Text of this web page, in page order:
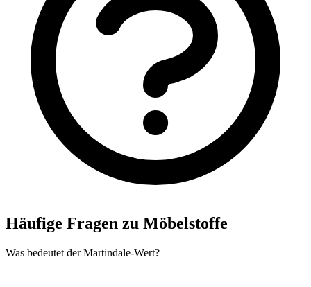
Häufige Fragen zu Möbelstoffe
Was bedeutet der Martindale-Wert?